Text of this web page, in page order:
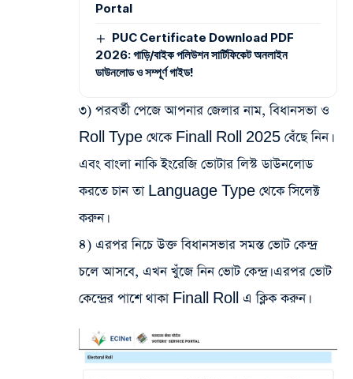
Portal
PUC Certificate Download PDF
2026: গাড়ি/বাইক পলিউশন সার্টিফিকেট অনলাইন
ডাউনলোড ও সম্পূর্ণ গাইড!
৩) পরবর্তী পেজে আপনার জেলার নাম, বিধানসভা ও
Roll Type থেকে Finall Roll 2025 বেঁছে নিন।
এবং বাংলা নাকি ইংরেজি ভোটার লিস্ট ডাউনলোড
করতে চান তা Language Type থেকে সিলেক্ট
করুন।
৪) এরপর নিচে উক্ত বিধানসভার সমস্ত ভোট কেন্দ্র
চলে আসবে, এখন খুঁজে নিন ভোট কেন্দ্র। এরপর ভোট
কেন্দ্রের পাশে থাকা Finall Roll এ ক্লিক করুন।